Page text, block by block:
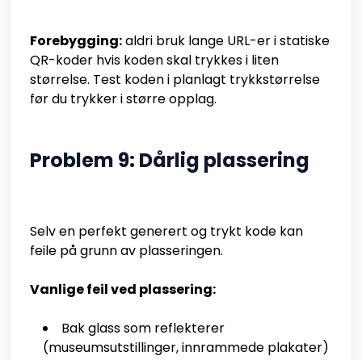
Forebygging:aldri bruk lange URL-er i statiske
QR-koder hvis koden skal trykkes i liten
størrelse. Test koden i planlagt trykkstørrelse
før du trykker i større opplag.
Problem 9: Dårlig plassering
Selv en perfekt generert og trykt kode kan
feile på grunn av plasseringen.
Vanlige feil ved plassering:
Bak glass som reflekterer
(museumsutstillinger, innrammede plakater)